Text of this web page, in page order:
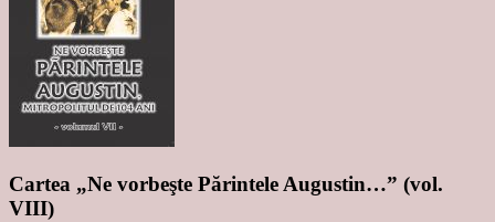
Cartea „Ne vorbeşte Părintele Augustin…” (vol.
VIII)